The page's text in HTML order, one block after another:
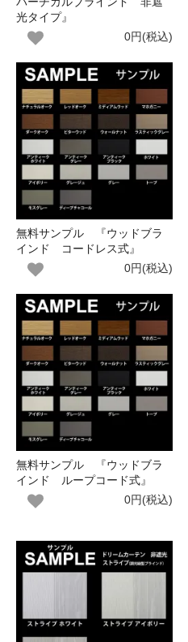
光タイプ』
0円(税込)
無料サンプル 『ウッドブラ
インド コードレス式』
0円(税込)
無料サンプル 『ウッドブラ
インド ループコード式』
0円(税込)